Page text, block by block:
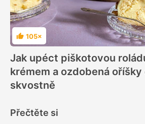
Hodnocení
105×
Jak upéct piškotovou
krémem a ozdobená
skvostně
Přečtěte si